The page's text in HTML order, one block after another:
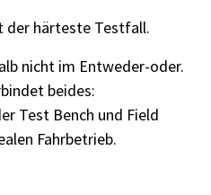
der härteste Testfall.
nicht im Entweder-oder.
beides:
Test Bench und Field
Fahrbetrieb.